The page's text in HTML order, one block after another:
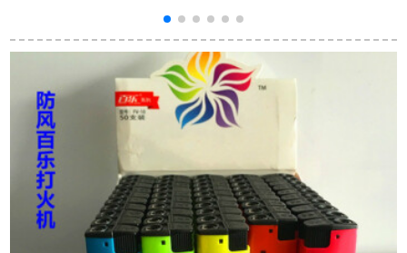
焼きプレートには付
国式電熱鍋焼き炉の
お餅です。
包装ピクニック焼き
炭燃えやすい炭無煙
高温メカニズム炭5斤
を一斤送ります。
ルは折りたたみグリ
す。